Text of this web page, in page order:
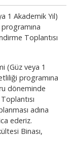
1 Akademik Yıl)
Toplantısı
(Güz veya 1
programına
döneminde
adına
ederiz.
Binası,